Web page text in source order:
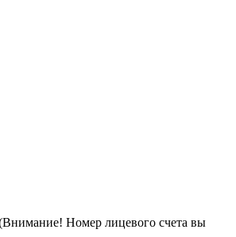
Номер лицевого счета вы